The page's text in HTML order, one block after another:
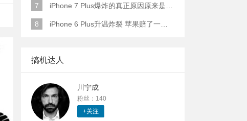
7 iPhone 7 Plus爆炸的真正原因原来是这样
8 iPhone 6 Plus升温炸裂 苹果赔了一部全新的
搞机达人
川宁成
粉丝：140
+关注